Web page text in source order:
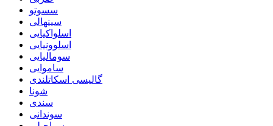
سسوتو
سینهالی
اسلواکیایی
اسلوونیایی
سومالیایی
ساموایی
گالیسی اسکاتلندی
شونا
سندی
سوندانی